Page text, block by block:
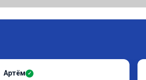
Артём ✓